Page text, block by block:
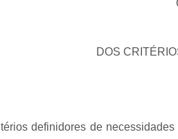
DOS
definidores de